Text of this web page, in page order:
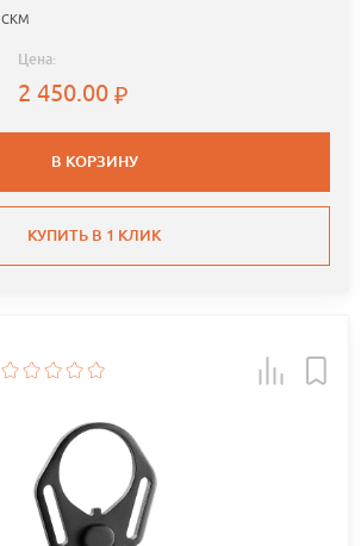
СКМ
Цена:
2 450.00
В КОРЗИНУ
КУПИТЬ В 1 КЛИК